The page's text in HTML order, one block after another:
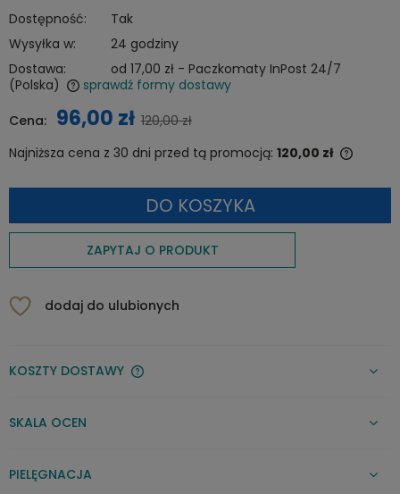
Dostępność:
Tak
Wysyłka w:
24 godziny
Dostawa:
od 17,00 zł - Paczkomaty InPost 24/7
(Polska)
sprawdź formy dostawy
Cena: 96,00 zł 120,00 zł
Najniższa cena z 30 dni przed tą promocją: 120,00 zł
niż 30
DO KOSZYKA
ZAPYTAJ O PRODUKT
dodaj do ulubionych
KOSZTY DOSTAWY
CENA NIE ZAWIERA EWENTUALNYCH KOSZTÓW PŁATNOŚCI
SKALA OCEN
PIELĘGNACJA